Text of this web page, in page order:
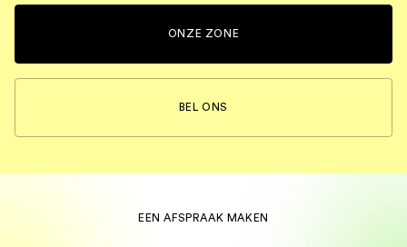
ONZE ZONE
BEL ONS
EEN AFSPRAAK MAKEN